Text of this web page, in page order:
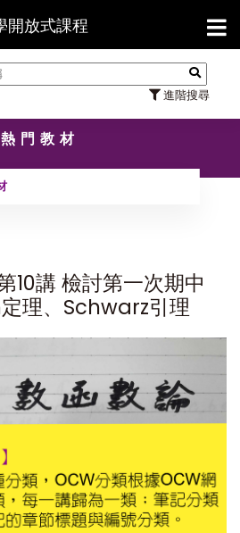
開放式課程
進階搜尋
【
熱門教材
10講 檢討第一次期中
理、Schwarz引理